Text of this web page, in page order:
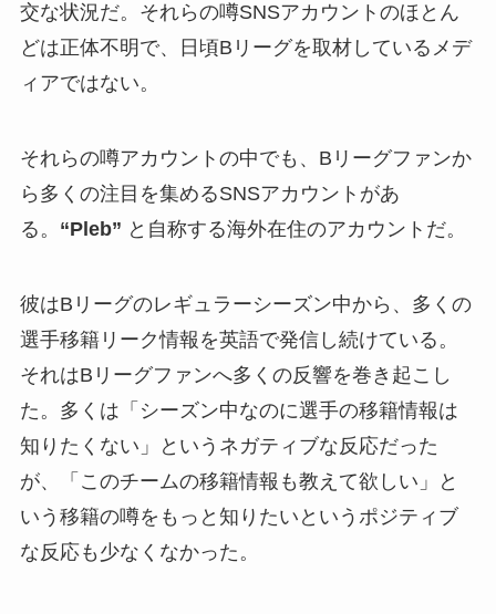
交な状況だ。それらの噂SNSアカウントのほとん
どは正体不明で、日頃Bリーグを取材しているメデ
ィアではない。
それらの噂アカウントの中でも、Bリーグファンか
ら多くの注目を集めるSNSアカウントがあ
る。 “Pleb” と自称する海外在住のアカウントだ。
彼はBリーグのレギュラーシーズン中から、多くの
選手移籍リーク情報を英語で発信し続けている。
それはBリーグファンへ多くの反響を巻き起こし
た。多くは「シーズン中なのに選手の移籍情報は
知りたくない」というネガティブな反応だった
が、「このチームの移籍情報も教えて欲しい」と
いう移籍の噂をもっと知りたいというポジティブ
な反応も少なくなかった。